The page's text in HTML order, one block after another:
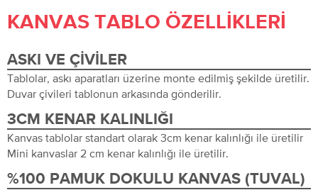
KANVAS TABLO ÖZELLIKLERI
ASKI VE ÇIVILER
Tablolar, askı aparatları üzerine monte edilmiş şekilde üretilir.
Duvar çivileri tablonun arkasında gönderilir.
3CM KENAR KALINLIĞI
Kanvas tablolar standart olarak 3cm kenar kalınlığı ile üretilir
Mini kanvaslar 2 cm kenar kalınlığı ile üretilir.
%100 PAMUK DOKULU KANVAS (TUVAL)